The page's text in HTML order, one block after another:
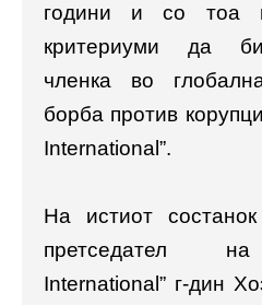
години и со тоа
критериуми да
членка во
борба против
International”.
На истиот
претседател на
International” г-дин